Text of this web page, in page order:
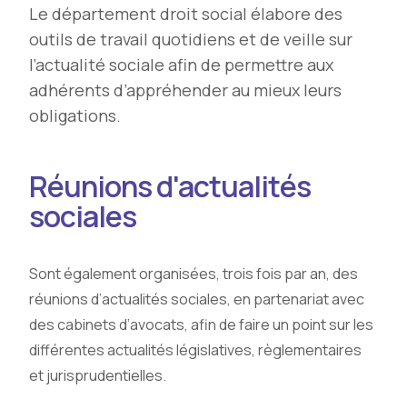
Le département droit social élabore des
outils de travail quotidiens et de veille sur
l’actualité sociale afin de permettre aux
adhérents d’appréhender au mieux leurs
obligations.
Réunions d'actualités
sociales
Sont également organisées, trois fois par an, des
réunions d’actualités sociales, en partenariat avec
des cabinets d’avocats, afin de faire un point sur les
différentes actualités législatives, règlementaires
et jurisprudentielles.